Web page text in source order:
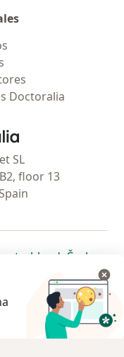
Doctoralia
- Página de inicio
SL
floor 13
pestaña
una nueva pestaña
abre en una nueva
se abre en
Česko
nueva pestaña
en una nueva pestaña
se abre en una nueva
se abre en
se
abre en una nueva
- Encontrá tu